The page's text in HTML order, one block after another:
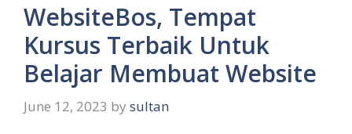
WebsiteBos, Tempat
Kursus Terbaik Untuk
Belajar Membuat Website
June 12, 2023 by sultan